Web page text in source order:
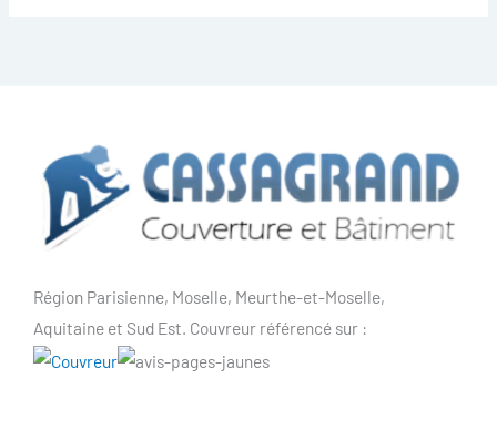
Région Parisienne, Moselle, Meurthe-et-Moselle,
Aquitaine et Sud Est. Couvreur référencé sur :